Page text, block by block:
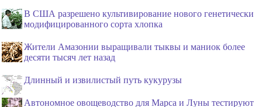
В США разрешено культивирование нового генетически
модифицированного сорта хлопка
Жители Амазонии выращивали тыквы и маниок более
десяти тысяч лет назад
Длинный и извилистый путь кукурузы
Автономное овощеводство для Марса и Луны тестируют